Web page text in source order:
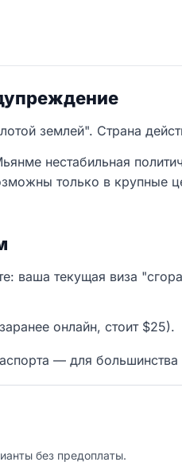
землей". Страна
нестабильная
только в
ваша текущая виза
онлайн, стоит $25).
— для
без предоплаты.